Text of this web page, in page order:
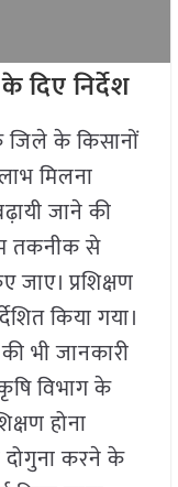
दिए निर्देश
के किसानों
मिलना
जाने की
तकनीक से
प्रशिक्षण
किया गया।
भी जानकारी
विभाग के
होना
दोगुना करने के